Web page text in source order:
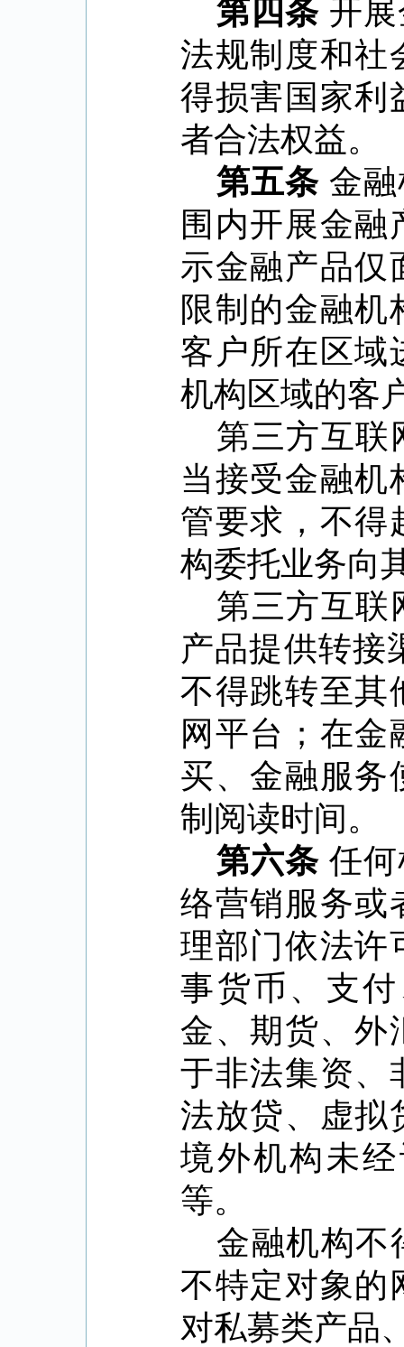
第四条 开
法规制度和社
得损害国家利
者合法权益。
第五条 金
围内开展金
示金融产品仅
限制的金融
客户所在区域
机构区域的客
第三方互联
当接受金融机
管要求，不得
构委托业务向
第三方互联
产品提供转接
不得跳转至其
网平台；在
买、金融服务
制阅读时间。
第六条 任
络营销服务或
理部门依法许
事货币、支
金、期货、外
于非法集资、
法放贷、虚拟
境外机构未
等。
金融机构不
不特定对象的
对私募类产品